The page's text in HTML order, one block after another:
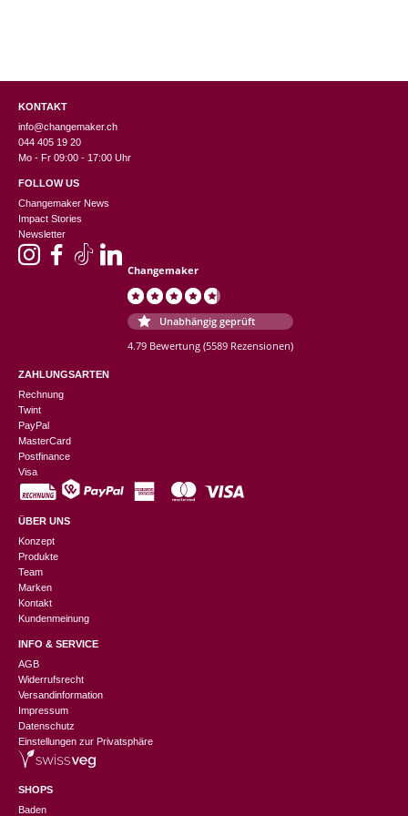
KONTAKT
info@changemaker.ch
044 405 19 20
Mo - Fr 09:00 - 17:00 Uhr
FOLLOW US
Changemaker News
Impact Stories
Newsletter
Changemaker
Unabhängig geprüft
4.79 Bewertung (5589 Rezensionen)
ZAHLUNGSARTEN
Rechnung
Twint
PayPal
MasterCard
Postfinance
Visa
ÜBER UNS
Konzept
Produkte
Team
Marken
Kontakt
Kundenmeinung
INFO & SERVICE
AGB
Widerrufsrecht
Versandinformation
Impressum
Datenschutz
Einstellungen zur Privatsphäre
SHOPS
Baden